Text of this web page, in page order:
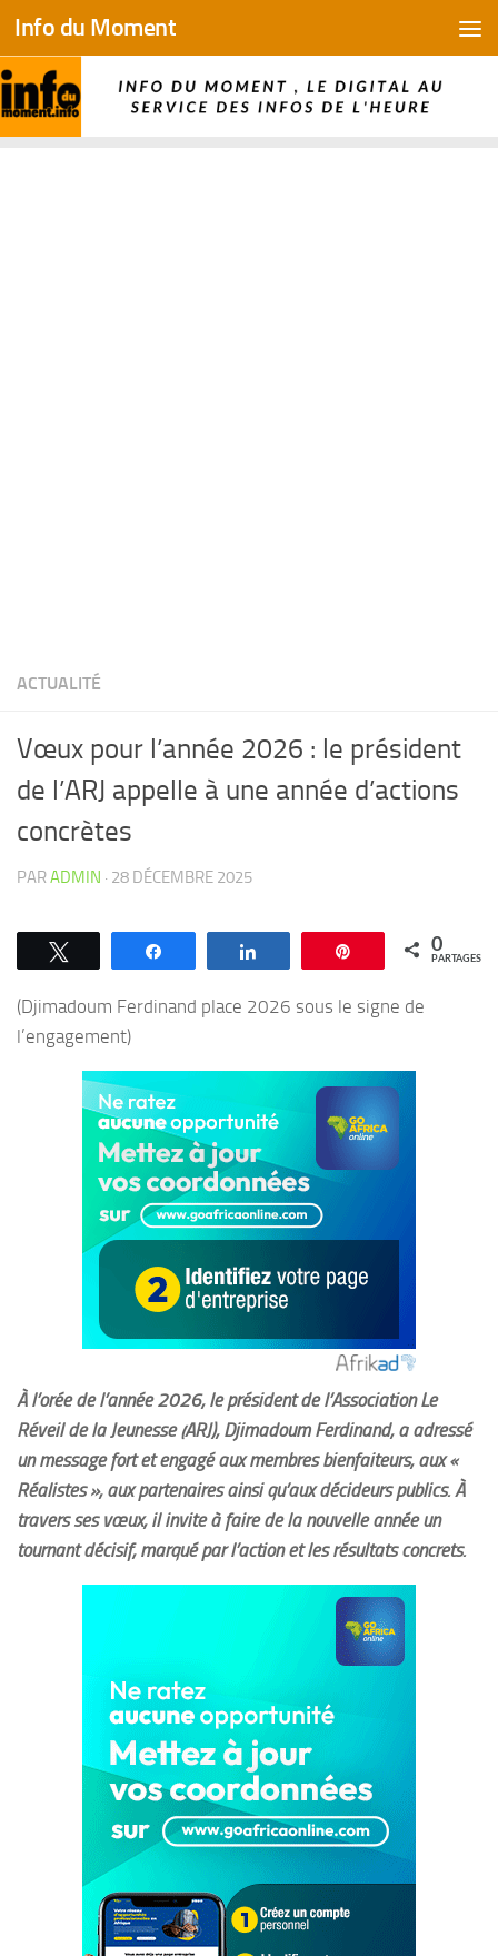
Skip to content
Info du Moment
ACTUALITÉ
Vœux pour l’année 2026 : le président
de l’ARJ appelle à une année d’actions
concrètes
PARADMIN · 28 DÉCEMBRE 2025
Épingle 0
PARTAGES
(Djimadoum Ferdinand place 2026 sous le signe de
l’engagement)
À l’orée de l’année 2026, le président de l’Association Le
Réveil de la Jeunesse (ARJ), Djimadoum Ferdinand, a adressé
un message fort et engagé aux membres bienfaiteurs, aux «
Réalistes », aux partenaires ainsi qu’aux décideurs publics. À
travers ses vœux, il invite à faire de la nouvelle année un
tournant décisif, marqué par l’action et les résultats concrets.